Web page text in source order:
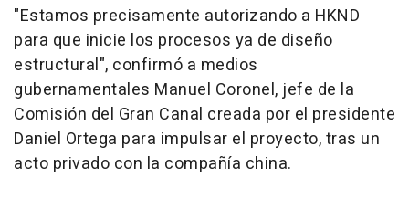
"Estamos precisamente autorizando a HKND
para que inicie los procesos ya de diseño
estructural", confirmó a medios
gubernamentales Manuel Coronel, jefe de la
Comisión del Gran Canal creada por el presidente
Daniel Ortega para impulsar el proyecto, tras un
acto privado con la compañía china.